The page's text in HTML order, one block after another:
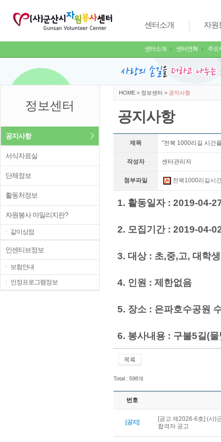
센터소개
센터소개 센터연혁 주요
자원
정보센터
공지사항
서식자료실
단체정보
활동처정보
자원봉사 마일리지란?
ㆍ 같이상점
인센티브정보
ㆍ 보험안내
ㆍ 인정프로그램정보
HOME > 정보센터 > 공지사항
공지사항
제목 "전북 1000리길 시간
작성자 센터관리자
첨부파일 전북1000리길시
1. 활동일자 : 2019-04-
2. 모집기간 : 2019-04-
3. 대상 : 초,중,고, 대학
4. 인원 : 제한없음
5. 장소 : 은파호수공원
6. 봉사내용 : 구불5길(
Total : 598개
번호
[공지]
[공고 제2026-6호] (사)
합격자 공고